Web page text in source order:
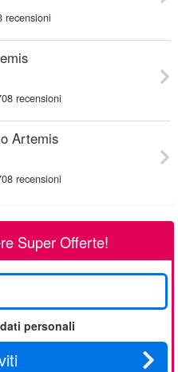
recensioni
recensioni
Artemis
recensioni
Super Offerte!
dati personali